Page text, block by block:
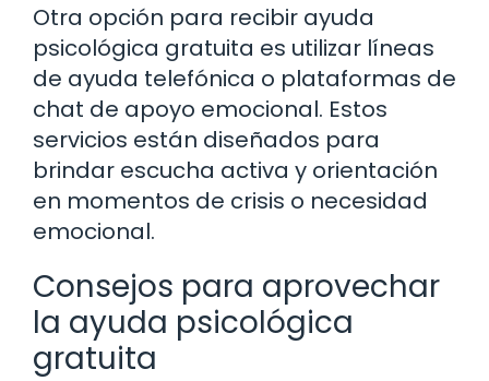
Otra opción para recibir ayuda
psicológica gratuita es utilizar líneas
de ayuda telefónica o plataformas de
chat de apoyo emocional. Estos
servicios están diseñados para
brindar escucha activa y orientación
en momentos de crisis o necesidad
emocional.
Consejos para aprovechar
la ayuda psicológica
gratuita